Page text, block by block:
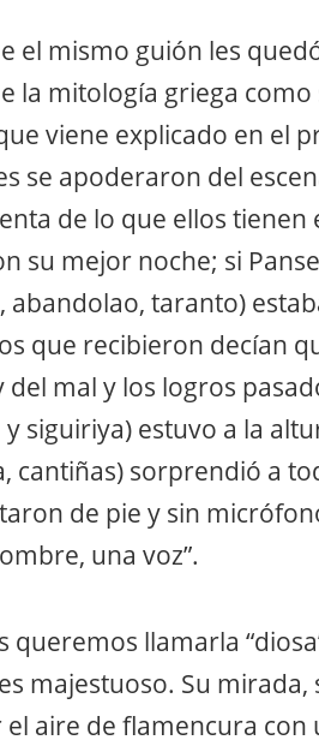
el mismo guión les
la mitología griega
viene explicado en el
se apoderaron del
de lo que ellos
su mejor noche; si
abandolao, taranto)
que recibieron decían
mal y los logros
siguiriya) estuvo a la
cantiñas) sorprendió a
de pie y sin
una voz”.
queremos llamarla
majestuoso. Su
aire de flamencura con